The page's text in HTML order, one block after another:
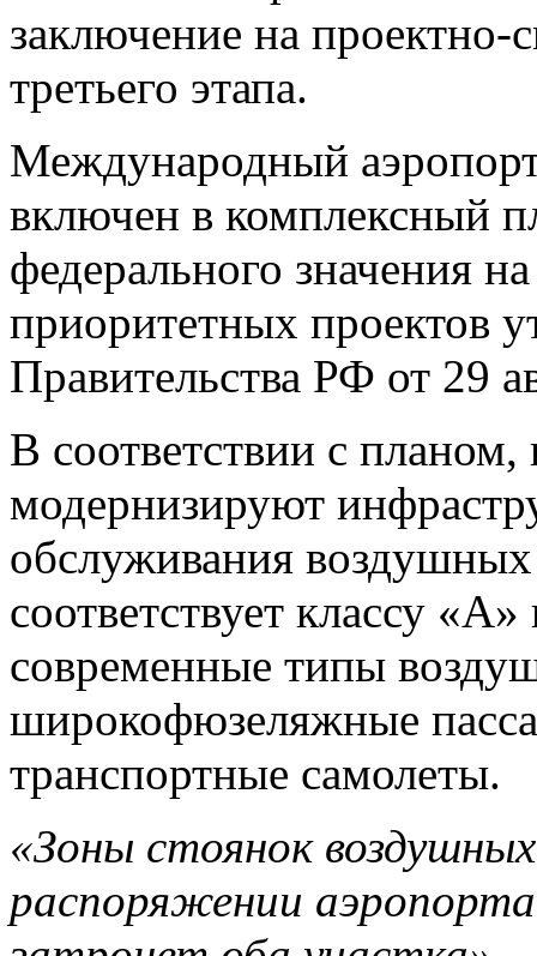
заключение на
третьего этапа.
Международный
включен в комплексный
федерального значения
приоритетных проектов
Правительства РФ от 29
В соответствии с планом,
модернизируют
обслуживания
соответствует классу
современные типы
широкофюзеляжные
транспортные самолеты.
«Зоны стоянок
распоряжении